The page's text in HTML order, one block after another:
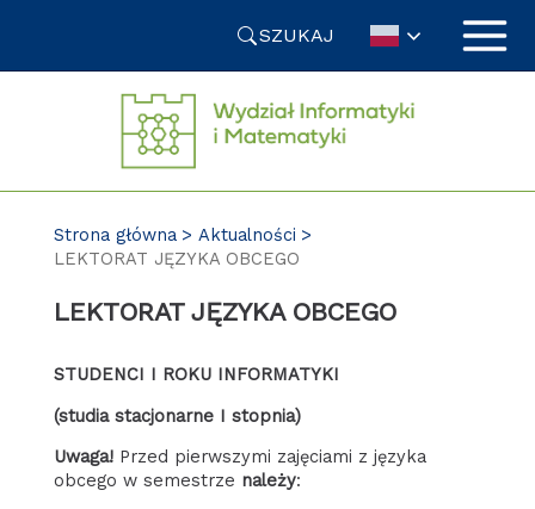
SZUKAJ
Strona główna
Aktualności
LEKTORAT JĘZYKA OBCEGO
LEKTORAT JĘZYKA OBCEGO
STUDENCI I ROKU INFORMATYKI
(studia stacjonarne I stopnia)
Uwaga!Przed pierwszymi zajęciami z języka
obcego w semestrze należy: